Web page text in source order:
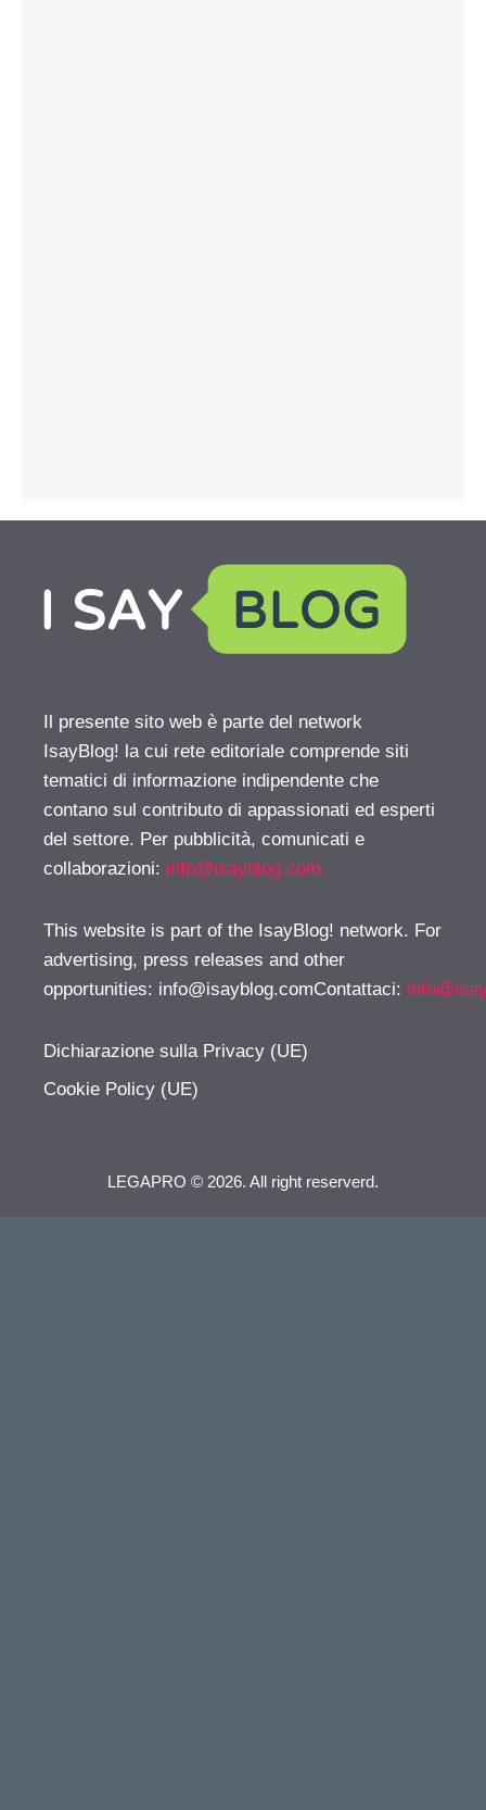
Il presente sito web è parte del network
IsayBlog! la cui rete editoriale comprende siti
tematici di informazione indipendente che
contano sul contributo di appassionati ed esperti
del settore. Per pubblicità, comunicati e
collaborazioni: info@isayblog.com
This website is part of the IsayBlog! network. For
advertising, press releases and other
opportunities: info@isayblog.comContattaci:
Dichiarazione sulla Privacy (UE)
Cookie Policy (UE)
LEGAPRO © 2026. All right reserverd.